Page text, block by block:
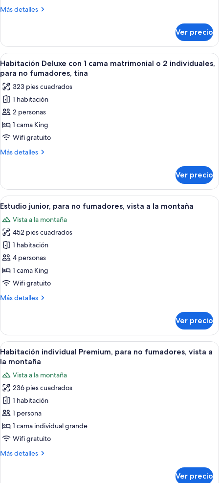
individual,
fumadores,
vista
a
la
montaña
Más detalles
Más
individual
básica,
1
cama
individual,
para
no
fumadores,
vista
a
montaña
Ver precio
Abrir
todas
las
fotos
de
Habitación
Deluxe
con
1
o
individuales,
para
no
fumadores,
tina
Una habitación de hotel con una
4
Habitación Deluxe con 1 cama matrimonial o 2 individuales,
para no fumadores, tina
323 pies cuadrados
1 habitación
2 personas
1 cama King
Wifi gratuito
Más detalles
Más
Deluxe
con
1
matrimonial
o
2
individuales,
para
no
fumadores,
tina
Ver precio
Abrir
todas
las
fotos
de
Estudio
junior,
para
fumadores,
la
montaña
Una sala de estar bien iluminada,
14
Estudio junior, para no fumadores, vista a la montaña
Vista a la montaña
452 pies cuadrados
1 habitación
4 personas
1 cama King
Wifi gratuito
Más detalles
Más
junior,
para
no
fumadores,
a
la
montaña
Ver precio
Abrir
todas
fotos
de
Habitación
individual
Premium,
para
fumadores,
Habitación de hotel con una cama
7
Habitación individual Premium, para no fumadores, vista a
la montaña
Vista a la montaña
236 pies cuadrados
1 habitación
1 persona
1 cama individual grande
Wifi gratuito
Más detalles
Más
Ver precio